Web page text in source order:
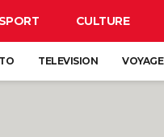
SPORT CULTURE
TELEVISION VOYAGE